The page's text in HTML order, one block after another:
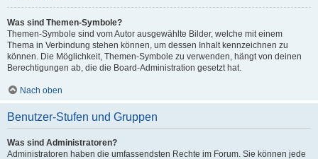
Was sind Themen-Symbole?
Themen-Symbole sind vom Autor ausgewählte Bilder, welche mit einem
Thema in Verbindung stehen können, um dessen Inhalt kennzeichnen zu
können. Die Möglichkeit, Themen-Symbole zu verwenden, hängt von deinen
Berechtigungen ab, die die Board-Administration gesetzt hat.
Nach oben
Benutzer-Stufen und Gruppen
Was sind Administratoren?
Administratoren haben die umfassendsten Rechte im Forum. Sie können jede